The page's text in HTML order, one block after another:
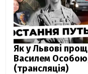
Як у Львові
Василем Особою,
(трансляція)